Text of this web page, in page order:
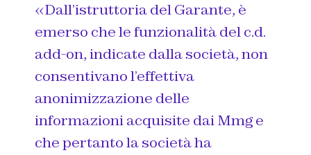
«Dall’istruttoria del Garante, è
emerso che le funzionalità del c.d.
add-on, indicate dalla società, non
consentivano l’effettiva
anonimizzazione delle
informazioni acquisite dai Mmg e
che pertanto la società ha